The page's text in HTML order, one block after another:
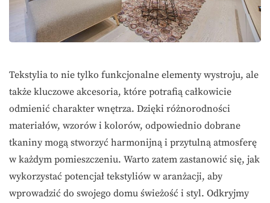
Tekstylia to nie tylko funkcjonalne elementy wystroju, ale
także kluczowe akcesoria, które potrafią całkowicie
odmienić charakter wnętrza. Dzięki różnorodności
materiałów, wzorów i kolorów, odpowiednio dobrane
tkaniny mogą stworzyć harmonijną i przytulną atmosferę
w każdym pomieszczeniu. Warto zatem zastanowić się, jak
wykorzystać potencjał tekstyliów w aranżacji, aby
wprowadzić do swojego domu świeżość i styl. Odkryjmy